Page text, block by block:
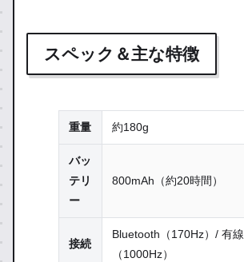
スペック＆主な特徴
重量 約180g
バッ
テリ
ー
800mAh（約20時間）
接続
Bluetooth（170Hz）/ 有線
（1000Hz）